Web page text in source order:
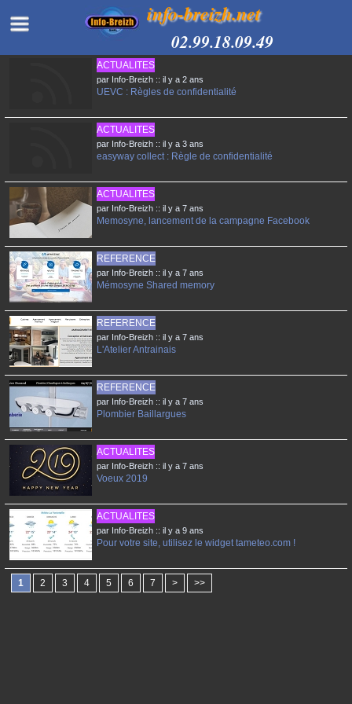
info-breizh.net
02.99.18.09.49
ACTUALITES
par Info-Breizh :: il y a 2 ans
UEVC : Règles de confidentialité
ACTUALITES
par Info-Breizh :: il y a 3 ans
easyway collect : Règle de confidentialité
ACTUALITES
par Info-Breizh :: il y a 7 ans
Memosyne, lancement de la campagne Facebook
REFERENCE
par Info-Breizh :: il y a 7 ans
Mémosyne Shared memory
REFERENCE
par Info-Breizh :: il y a 7 ans
L'Atelier Antrainais
REFERENCE
par Info-Breizh :: il y a 7 ans
Plombier Baillargues
ACTUALITES
par Info-Breizh :: il y a 7 ans
Voeux 2019
ACTUALITES
par Info-Breizh :: il y a 9 ans
Pour votre site, utilisez le widget tameteo.com !
1 2 3 4 5 6 7 > >>